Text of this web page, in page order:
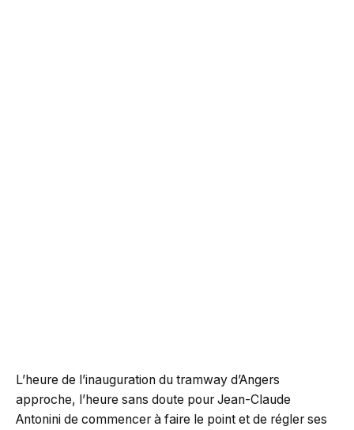
L’heure de l’inauguration du tramway d’Angers
approche, l’heure sans doute pour Jean-Claude
Antonini de commencer à faire le point et de régler ses